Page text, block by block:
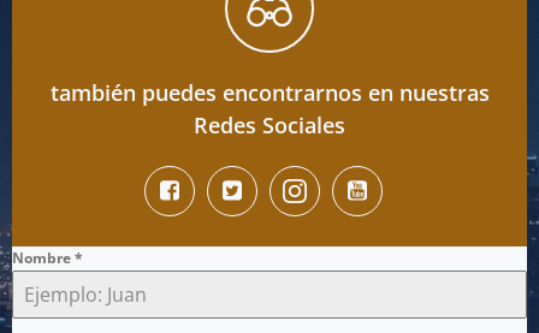
también puedes encontrarnos en nuestras
Redes Sociales
Nombre*